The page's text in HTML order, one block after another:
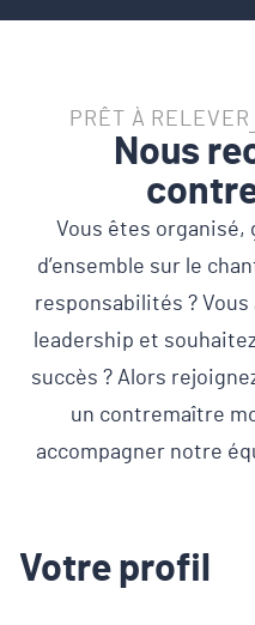
PRÊT À
Nous
Vous êtes organisé,
d’ensemble sur le
responsabilités ?
leadership et
succès ? Alors
un contremaître
accompagner notre
Votre profil